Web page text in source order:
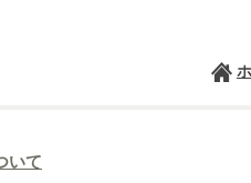
いて